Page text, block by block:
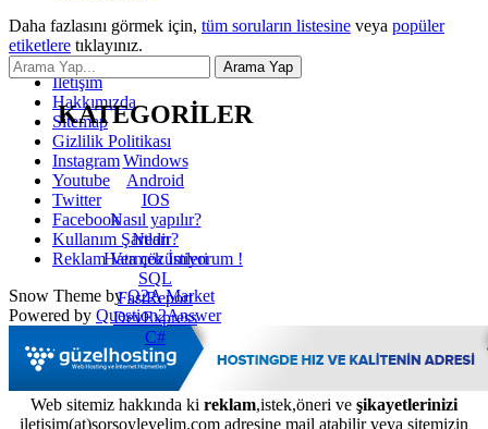
Daha fazlasını görmek için, tüm soruların listesine veya popüler
etiketlere tıklayınız.
KATEGORİLER
Windows
Android
IOS
Nasıl yapılır?
Nedir?
Hata çözümleri
SQL
FastReport
DevExpress
C#
İletişim
Hakkımızda
Sitemap
Gizlilik Politikası
Instagram
Youtube
Twitter
Facebook
Kullanım Şartları
Reklam Vermek İstiyorum !
Snow Theme byQ2A Market
Powered by Question2Answer
Web sitemiz hakkında ki reklam,istek,öneri ve şikayetlerinizi
iletisim(at)sorsoyleyelim.com adresine mail atabilir veya sitemizin